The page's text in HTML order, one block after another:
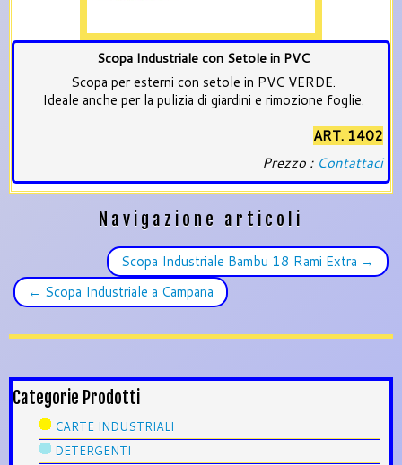
Scopa Industriale con Setole in PVC
Scopa per esterni con setole in PVC VERDE.
Ideale anche per la pulizia di giardini e rimozione foglie.
ART. 1402
Prezzo : Contattaci
Navigazione articoli
Scopa Industriale Bambu 18 Rami Extra →
← Scopa Industriale a Campana
Categorie Prodotti
CARTE INDUSTRIALI
DETERGENTI